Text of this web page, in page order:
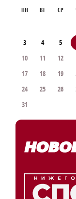
ПН ВТ СР
3
4 5
10
11 12
17
18 19
24
25 26
31